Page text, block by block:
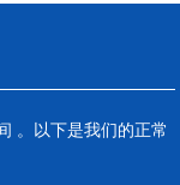
。以下是我们的正常